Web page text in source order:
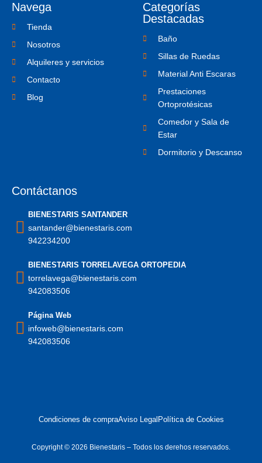
k
f
m
Navega
Tienda
Nosotros
Alquileres y servicios
Contacto
Blog
Categorías
Destacadas
Baño
Sillas de Ruedas
Material Anti Escaras
Prestaciones
Ortoprotésicas
Comedor y Sala de
Estar
Dormitorio y Descanso
Contáctanos
BIENESTARIS SANTANDER
santander@bienestaris.com
942234200
BIENESTARIS TORRELAVEGA ORTOPEDIA
torrelavega@bienestaris.com
942083506
Página Web
infoweb@bienestaris.com
942083506
Copyright © 2026 Bienestaris – Todos los derehos reservados.
Condiciones de compraAviso Legal Política de Cookies